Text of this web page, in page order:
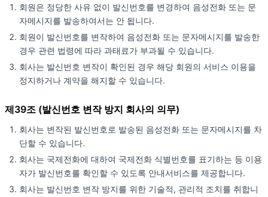
회원은 정당한 사유 없이 발신번호를 변경하여 음성전화 또는 문
자메시지를 발송하여서는 안 됩니다.
회원이 발신번호를 변작하여 음성전화 또는 문자메시지를 발송한
경우 관련 법령에 따라 과태료가 부과될 수 있습니다.
회사는 발신번호 변작이 확인된 경우 해당 회원의 서비스 이용을
정지하거나 계약을 해지할 수 있습니다.
제39조 (발신번호 변작 방지 회사의 의무)
회사는 변작된 발신번호로 발송된 음성전화 또는 문자메시지를 차
단할 수 있습니다.
회사는 국제전화에 대하여 국제전화 식별번호를 표기하는 등 이용
자가 발신번호를 확인할 수 있도록 안내서비스를 제공합니다.
회사는 발신번호 변작 방지를 위한 기술적, 관리적 조치를 취합니